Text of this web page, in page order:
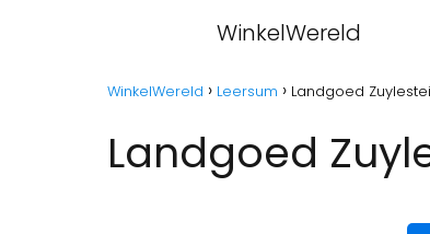
WinkelWereld
WinkelWereld Leersum Landgoed
Landgoed